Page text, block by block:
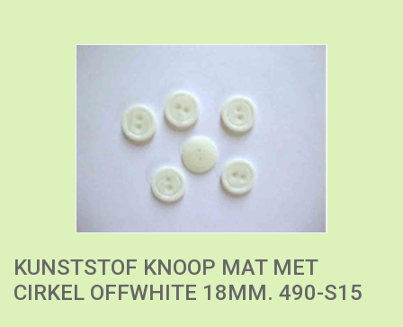
KUNSTSTOF KNOOP MAT MET
CIRKEL OFFWHITE 18MM. 490-S15